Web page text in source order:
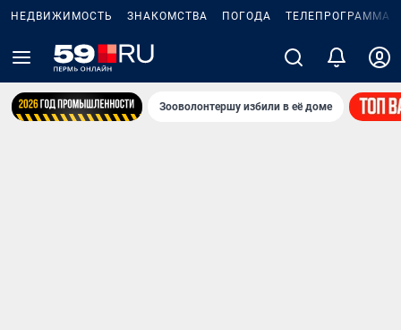
НЕДВИЖИМОСТЬ ЗНАКОМСТВА ПОГОДА ТЕЛЕПРОГРАММА
Зооволонтершу избили в её доме